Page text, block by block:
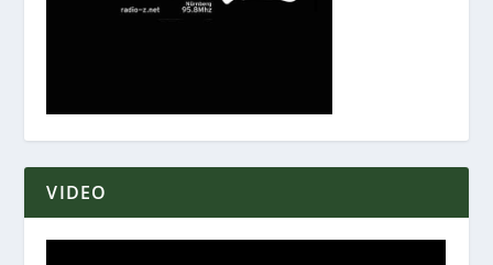
VIDEO